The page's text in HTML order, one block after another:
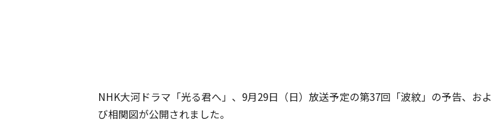
NHK大河ドラマ「光る君へ」、9月29日（日）放送予定の第37回「波紋」の予告、およ
び相関図が公開されました。